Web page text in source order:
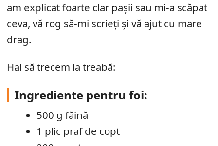
am explicat foarte clar pașii sau mi-a scăpat
ceva, vă rog să-mi scrieți și vă ajut cu mare
drag.
Hai să trecem la treabă:
Ingrediente pentru foi:
500 g făină
1 plic praf de copt